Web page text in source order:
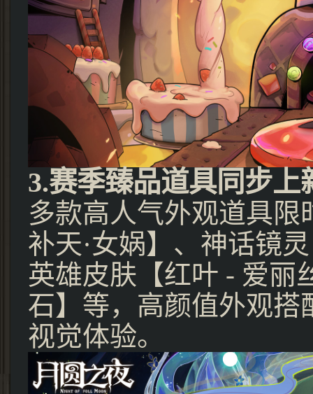
3.赛季臻品道具同步上
多款高人气外观道具
补天·女娲】、神话镜
英雄皮肤【红叶 - 爱丽
石】等，高颜值外观搭
视觉体验。